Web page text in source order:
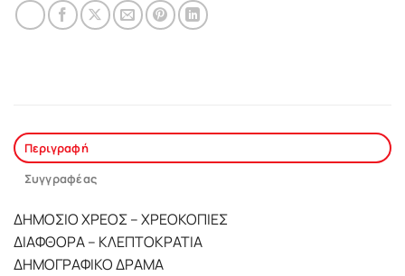
Περιγραφή
Συγγραφέας
ΔΗΜΟΣΙΟ ΧΡΕΟΣ – ΧΡΕΟΚΟΠΙΕΣ
ΔΙΑΦΘΟΡΑ – ΚΛΕΠΤΟΚΡΑΤΙΑ
ΔΗΜΟΓΡΑΦΙΚΟ ΔΡΑΜΑ